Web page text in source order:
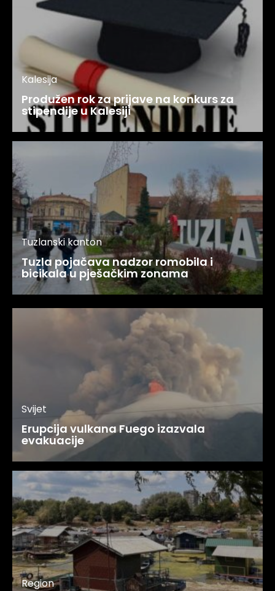
Kalesija
Produžen rok za prijave na konkurs za
stipendije u Kalesiji
Tuzlanski kanton
Tuzla pojačava nadzor romobila i
bicikala u pješačkim zonama
Svijet
Erupcija vulkana Fuego izazvala
evakuacije
Region